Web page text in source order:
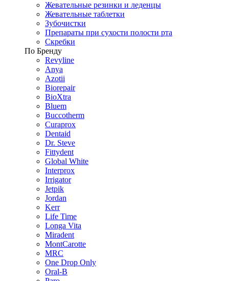
Жевательные резинки и леденцы
Жевательные таблетки
Зубочистки
Препараты при сухости полости рта
Скребки
По Бренду
Revyline
Anya
Azotii
Biorepair
BioXtra
Bluem
Buccotherm
Curaprox
Dentaid
Dr. Steve
Fittydent
Global White
Interprox
Irrigator
Jetpik
Jordan
Kerr
Life Time
Longa Vita
Miradent
MontCarotte
MRC
One Drop Only
Oral-B